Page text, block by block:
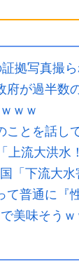
拠写真撮
が過半数
ｗｗ
とを話して
上流大洪水
「下流大
て普通に『
美味そうｗ